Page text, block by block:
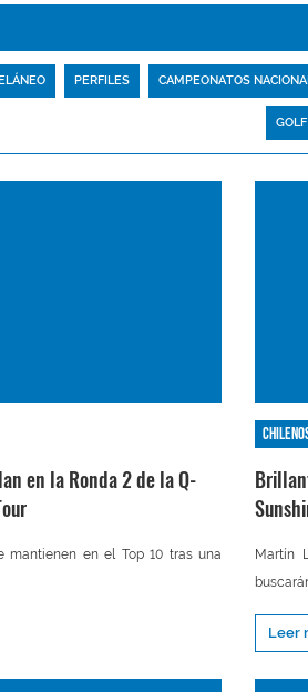
PERFILES CAMPEONATOS
en la Ronda 2 de la Q-
mantienen en el Top 10 tras una
Martín
Leer